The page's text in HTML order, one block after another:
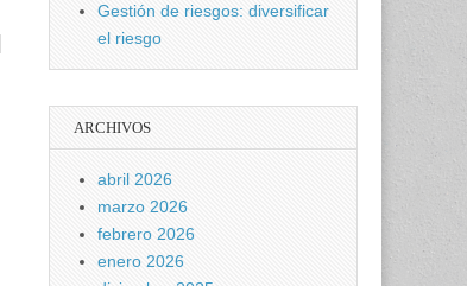
Gestión de riesgos: diversificar
el riesgo
ARCHIVOS
abril 2026
marzo 2026
febrero 2026
enero 2026